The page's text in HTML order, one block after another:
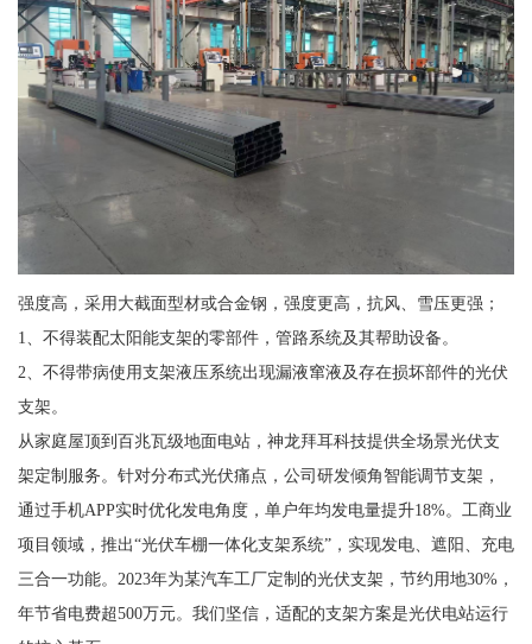
强度高，采用大截面型材或合金钢，强度更高，抗风、雪压更强；
1、不得装配太阳能支架的零部件，管路系统及其帮助设备。
2、不得带病使用支架液压系统出现漏液窜液及存在损坏部件的光伏
支架。
从家庭屋顶到百兆瓦级地面电站，神龙拜耳科技提供全场景光伏支
架定制服务。针对分布式光伏痛点，公司研发倾角智能调节支架，
通过手机APP实时优化发电角度，单户年均发电量提升18%。工商业
项目领域，推出“光伏车棚一体化支架系统”，实现发电、遮阳、充电
三合一功能。2023年为某汽车工厂定制的光伏支架，节约用地30%，
年节省电费超500万元。我们坚信，适配的支架方案是光伏电站运行